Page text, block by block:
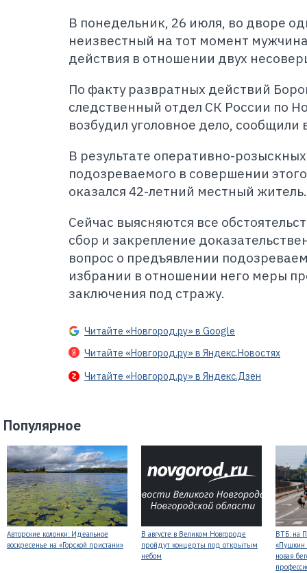
В понедельник, 26 июля, во дворе
неизвестный на тот момент
действия в отношении двух
По факту развратных действий
следственный отдел СК России по
возбудил уголовное дело, сообщили
В результате оперативно-
подозреваемого в совершении
оказался 42-летний местный житель.
Сейчас выясняются все
сбор и закрепление
вопрос о предъявлении
избрании в отношении него меры
заключения под стражу.
Читайте «Новгород.ру» в Google
Читайте «Новгород.ру» в Яндекс.Новостях
Читайте «Новгород.ру» в Яндекс.Дзен
Популярное
Авторские колонки: Идеальное
воскресенье на «Горской пристани»
В августе в Великом Новгороде
пройдут концерты под открытым
небом
ВТБ: на
«Пушкин
новая